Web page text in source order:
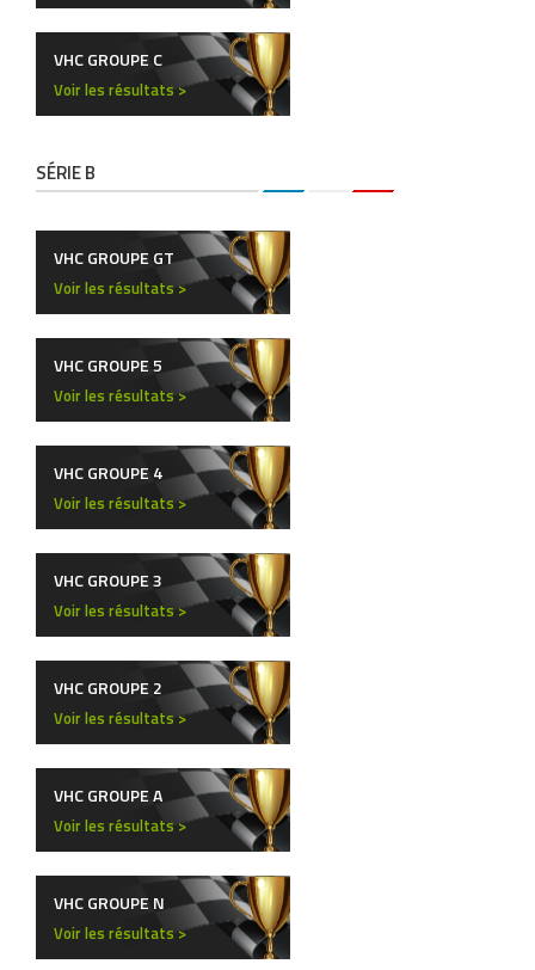
VHC GROUPE C
Voir les résultats >
SÉRIE B
VHC GROUPE GT
Voir les résultats >
VHC GROUPE 5
Voir les résultats >
VHC GROUPE 4
Voir les résultats >
VHC GROUPE 3
Voir les résultats >
VHC GROUPE 2
Voir les résultats >
VHC GROUPE A
Voir les résultats >
VHC GROUPE N
Voir les résultats >